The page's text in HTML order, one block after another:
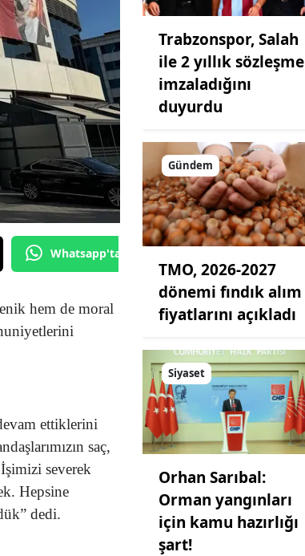
Whatsapp'tan Gönder
hem de moral
ettiklerini
saç,
severek
Hepsine
dedi.
Trabzonspor, Salah
ile 2 yıllık sözleşme
imzaladığını
duyurdu
Gündem
TMO, 2026-2027
dönemi fındık alım
fiyatlarını açıkladı
Siyaset
Orhan Sarıbal:
Orman yangınları
için kamu hazırlığı
şart!